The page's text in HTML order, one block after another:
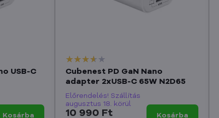
USB-C
Kosárba
Cubenest PD GaN Nano
adapter 2xUSB-C 65W N2D65
Előrendelés! Szállítás
augusztus 18. körül
10 990 Ft Kosárba